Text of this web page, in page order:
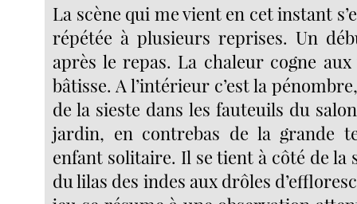
La scène qui me vient en cet instant
répétée à plusieurs reprises. Un
après le repas. La chaleur cogne
bâtisse. A l’intérieur c’est la
de la sieste dans les fauteuils du
jardin, en contrebas de la grande
enfant solitaire. Il se tient à côté de la
du lilas des indes aux drôles